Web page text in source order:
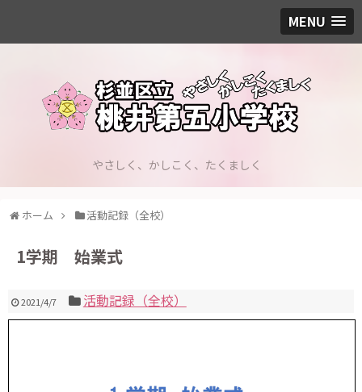
MENU
やさしく、かしこく、たくましく
ホーム 活動記録（全校）
1学期 始業式
2021/4/7 活動記録（全校）